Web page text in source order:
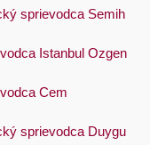
sprievodca Semih
Istanbul Ozgen
Cem
sprievodca Duygu